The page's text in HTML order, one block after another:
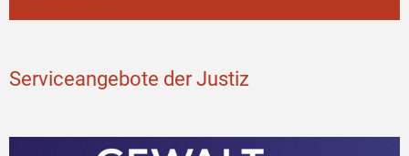
Serviceangebote der Justiz